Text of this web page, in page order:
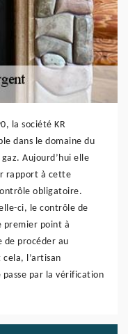
la société KR
dans le domaine du
Aujourd’hui elle
rapport à cette
obligatoire.
ci, le contrôle de
premier point à
de procéder au
l’artisan
par la vérification